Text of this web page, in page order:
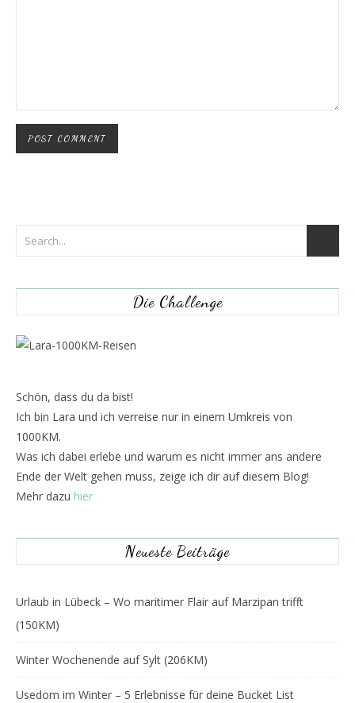
Die Challenge
Schön, dass du da bist!
Ich bin Lara und ich verreise nur in einem Umkreis von
1000KM.
Was ich dabei erlebe und warum es nicht immer ans andere
Ende der Welt gehen muss, zeige ich dir auf diesem Blog!
Mehr dazu hier
Neueste Beiträge
Urlaub in Lübeck – Wo maritimer Flair auf Marzipan trifft
(150KM)
Winter Wochenende auf Sylt (206KM)
Usedom im Winter – 5 Erlebnisse für deine Bucket List